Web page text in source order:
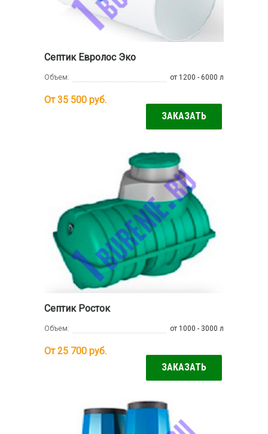
Септик Евролос Эко
Объем: от 1200 - 6000 л
От 35 500 руб.
ЗАКАЗАТЬ
Септик Росток
Объем: от 1000 - 3000 л
От 25 700 руб.
ЗАКАЗАТЬ